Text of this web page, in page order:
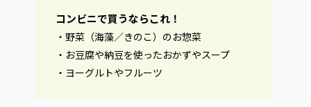
コンビニで買うならこれ！
・野菜（海藻／きのこ）のお惣菜
・お豆腐や納豆を使ったおかずやスープ
・ヨーグルトやフルーツ